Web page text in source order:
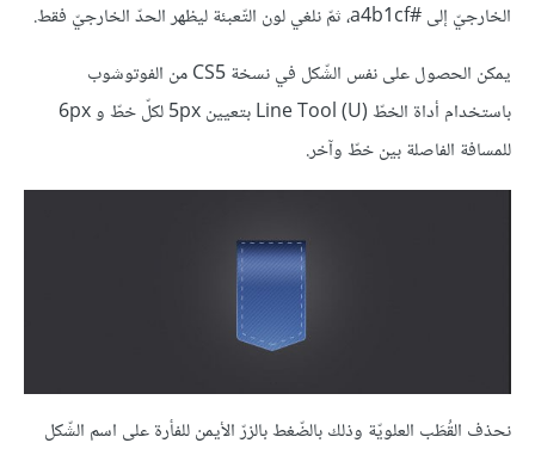
الخارجيّ إلى #a4b1cf، ثمّ نلغي لون التّعبئة ليظهر الحدّ الخارجيّ فقط.
يمكن الحصول على نفس الشّكل في نسخة CS5 من الفوتوشوب
باستخدام أداة الخطّ (Line Tool (U بتعيين 5px لكلّ خطّ و 6px
للمسافة الفاصلة بين خطّ وآخر.
نحذف القُطَب العلويّة وذلك بالضّغط بالزرّ الأيمن للفأرة على اسم الشّكل